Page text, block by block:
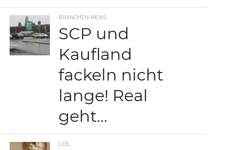
BRANCHEN-NEWS
SCP und
Kaufland
fackeln nicht
lange! Real
geht…
LIDL